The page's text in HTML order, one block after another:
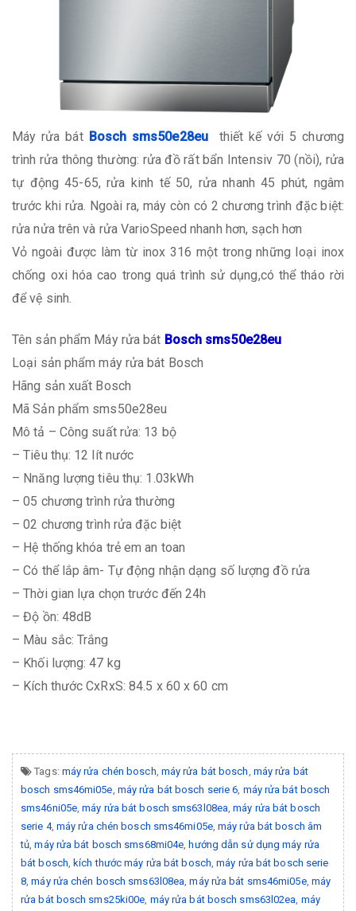
Máy rửa bát Bosch sms50e28eu
thiết kế với 5 chương
trình rửa thông thường: rửa đồ rất bẩn Intensiv 70 (nồi), rửa
tự động 45-65, rửa kinh tế 50, rửa nhanh 45 phút, ngâm
trước khi rửa. Ngoài ra, máy còn có 2 chương trình đặc biệt:
rửa nửa trên và rửa VarioSpeed nhanh hơn, sạch hơn
Vỏ ngoài được làm từ inox 316 một trong những loại inox
chống oxi hóa cao trong quá trình sử dụng,có thể tháo rời
để vệ sinh.
Tên sản phẩm Máy rửa bát Bosch sms50e28eu
Loại sản phẩm máy rửa bát Bosch
Hãng sản xuất Bosch
Mã Sản phẩm sms50e28eu
Mô tả – Công suất rửa: 13 bộ
– Tiêu thụ: 12 lít nước
– Nnăng lượng tiêu thụ: 1.03kWh
– 05 chương trình rửa thường
– 02 chương trình rửa đặc biệt
– Hệ thống khóa trẻ em an toan
– Có thể lắp âm- Tự động nhận dạng số lượng đồ rửa
– Thời gian lựa chọn trước đến 24h
– Độ ồn: 48dB
– Màu sắc: Trắng
– Khối lượng: 47 kg
– Kích thước CxRxS: 84.5 x 60 x 60 cm
Tags: máy rửa chén bosch máy rửa bát bosch máy rửa bát
bosch sms46mi05e máy rửa bát bosch serie 6 máy rửa bát bosch
sms46ni05e ,máy rửa bát bosch sms63l08ea ,máy rửa bát bosch
serie 4, máy rửa chén bosch sms46mi05e,máy rửa bát bosch âm
tủ ,máy rửa bát bosch sms68mi04e ,hướng dẫn sử dụng máy rửa
bát bosch ,kích thước máy rửa bát bosch ,máy rửa bát bosch serie
8 ,máy rửa chén bosch sms63l08ea ,máy rửa bát sms46mi05e, máy
rửa bát bosch sms25ki00e máy rửa bát bosch sms63l02ea máy